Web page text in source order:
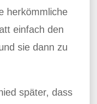
herkömmliche
einfach den
sie dann zu
später, dass